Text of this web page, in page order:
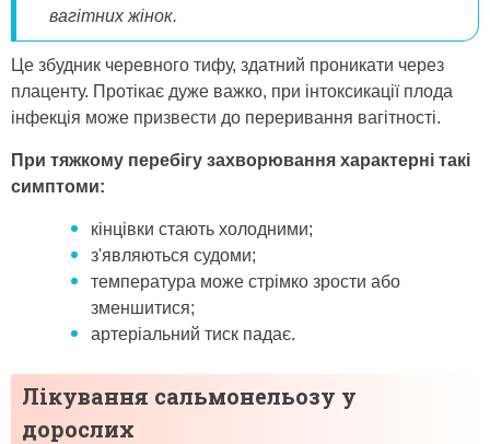
вагітних жінок.
Це збудник черевного тифу, здатний проникати через
плаценту. Протікає дуже важко, при інтоксикації плода
інфекція може призвести до переривання вагітності.
При тяжкому перебігу захворювання характерні такі
симптоми:
кінцівки стають холодними;
з'являються судоми;
температура може стрімко зрости або
зменшитися;
артеріальний тиск падає.
Лікування сальмонельозу у
дорослих